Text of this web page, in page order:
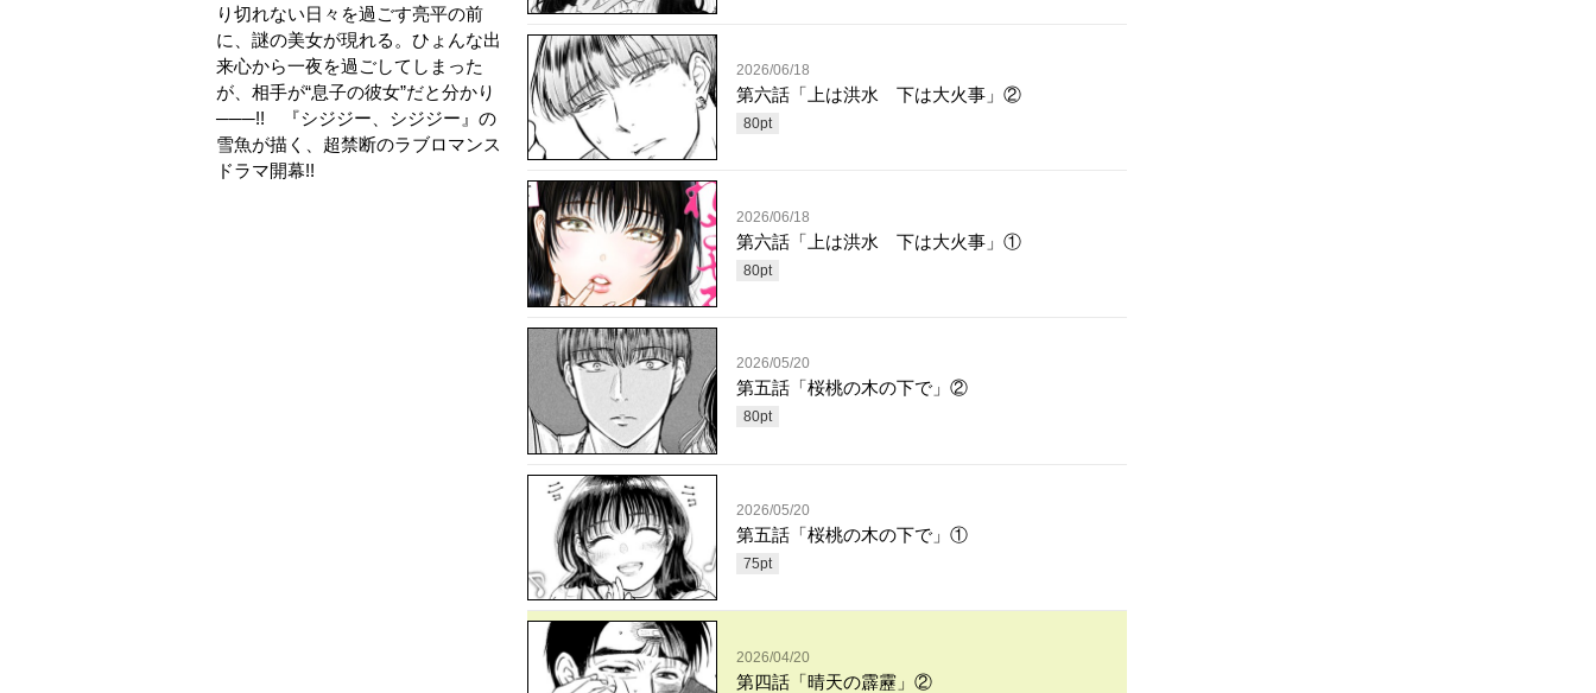
り切れない日々を過ごす亮平の前
に、謎の美女が現れる。ひょんな出
来心から一夜を過ごしてしまった
が、相手が“息子の彼女”だと分かり
───!! 『シジジー、シジジー』の
雪魚が描く、超禁断のラブロマンス
ドラマ開幕!!
2026/06/18
第六話「上は洪水 下は大火事」②
80pt
2026/06/18
第六話「上は洪水 下は大火事」①
80pt
2026/05/20
第五話「桜桃の木の下で」②
80pt
2026/05/20
第五話「桜桃の木の下で」①
75pt
2026/04/20
第四話「晴天の霹靂」②